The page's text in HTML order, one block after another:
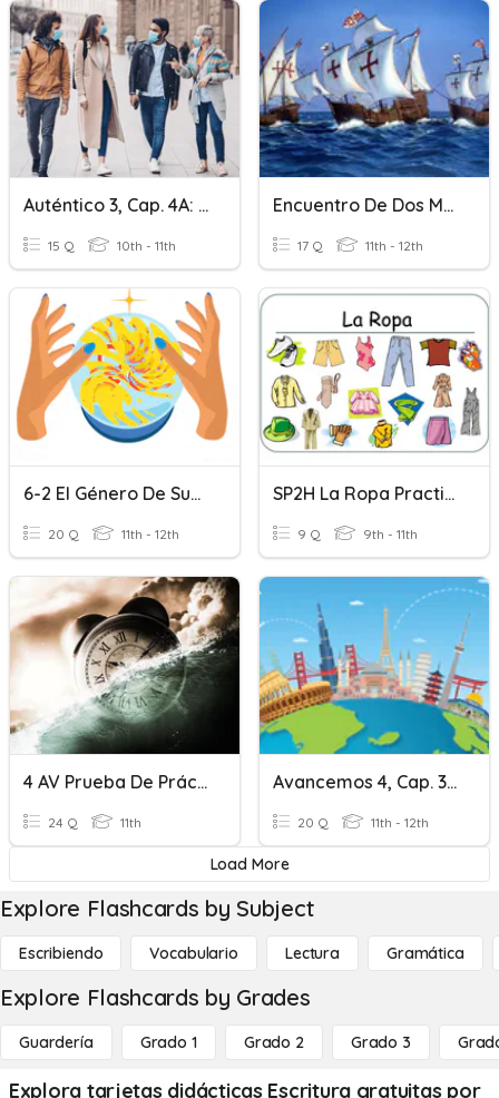
Auténtico 3, Cap. 4A: Práctica De Gramática I
15 Q 10th - 11th
Encuentro De Dos Mundos - Practica #1
17 Q 11th - 12th
6-2 El Género De Sustantivos (Práctica)
20 Q 11th - 12th
SP2H La Ropa Practica De Vocabulario
9 Q 9th - 11th
4 AV Prueba De Práctica: Tiempo Pretérito
24 Q 11th
Avancemos 4, Cap. 3-1: Práctica De Vocabulario
20 Q 11th - 12th
Load More
Explore Flashcards by Subject
Escribiendo Vocabulario Lectura Gramática
Explore Flashcards by Grades
Guardería Grado 1 Grado 2 Grado 3
Explora tarjetas didácticas Escritura gratuitas por